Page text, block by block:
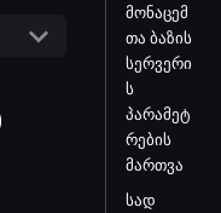
მონაცემ
თა ბაზის
სერვერი
ს
პარამეტ
რების
მართვა
სად